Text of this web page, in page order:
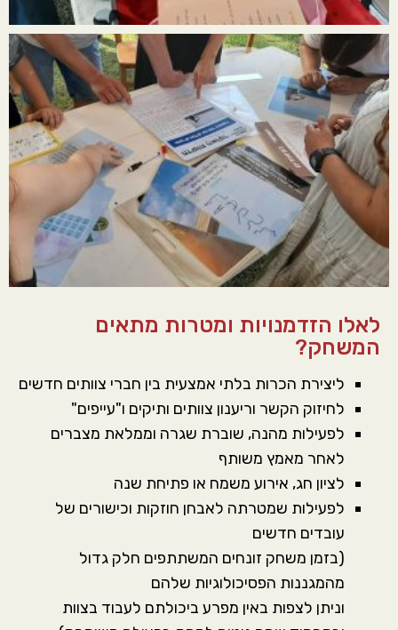
לאלו הזדמנויות ומטרות מתאים
המשחק?
ליצירת הכרות בלתי אמצעית בין חברי צוותים חדשים
לחיזוק הקשר וריענון צוותים ותיקים ו"עייפים"
לפעילות מהנה, שוברת שגרה וממלאת מצברים
לאחר מאמץ משותף
לציון חג, אירוע משמח או פתיחת שנה
לפעילות שמטרתה לאבחן חוזקות וכישורים של
עובדים חדשים
(בזמן משחק זונחים המשתתפים חלק גדול
מהמגננות הפסיכולוגיות שלהם
וניתן לצפות באין מפרע ביכולתם לעבוד בצוות